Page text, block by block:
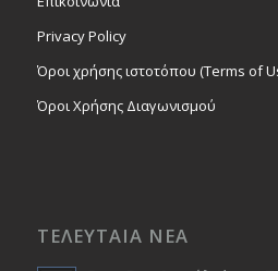
Privacy Policy
Όροι χρήσης ιστοτόπου (Terms of
Όροι Χρήσης Διαγωνισμού
ΤΕΛΕΥΤΑΙΑ ΝΕΑ